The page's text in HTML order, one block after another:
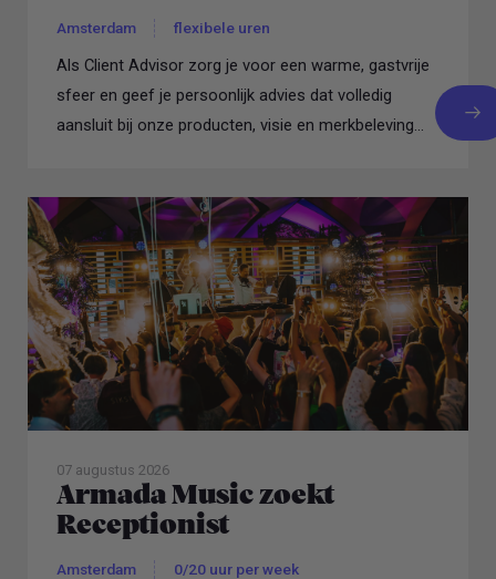
Amsterdam flexibele uren
Als Client Advisor zorg je voor een warme, gastvrije
sfeer en geef je persoonlijk advies dat volledig
aansluit bij onze producten, visie en merkbeleving...
07 augustus 2026
Armada Music zoekt
Receptionist
Amsterdam 0/20 uur per week